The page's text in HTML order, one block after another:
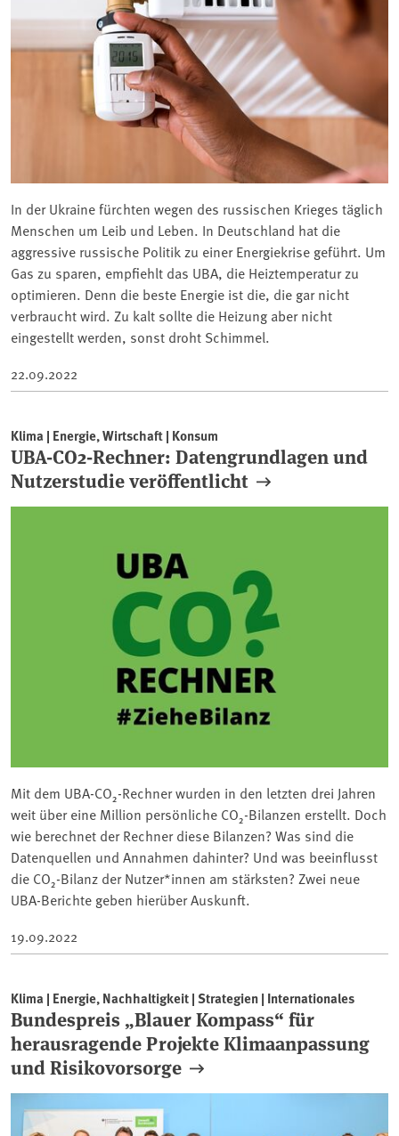
In der Ukraine fürchten wegen des russischen Krieges täglich
Menschen um Leib und Leben. In Deutschland hat die
aggressive russische Politik zu einer Energiekrise geführt. Um
Gas zu sparen, empfiehlt das UBA, die Heiztemperatur zu
optimieren. Denn die beste Energie ist die, die gar nicht
verbraucht wird. Zu kalt sollte die Heizung aber nicht
eingestellt werden, sonst droht Schimmel.
22.09.2022
Klima | Energie, Wirtschaft | Konsum
UBA-CO2-Rechner: Datengrundlagen und
Nutzerstudie veröffentlicht
Mit dem UBA-CO₂-Rechner wurden in den letzten drei Jahren
weit über eine Million persönliche CO₂-Bilanzen erstellt. Doch
wie berechnet der Rechner diese Bilanzen? Was sind die
Datenquellen und Annahmen dahinter? Und was beeinflusst
die CO₂-Bilanz der Nutzer*innen am stärksten? Zwei neue
UBA-Berichte geben hierüber Auskunft.
19.09.2022
Klima | Energie, Nachhaltigkeit | Strategien | Internationales
Bundespreis „Blauer Kompass“ für
herausragende Projekte Klimaanpassung
und Risikovorsorge